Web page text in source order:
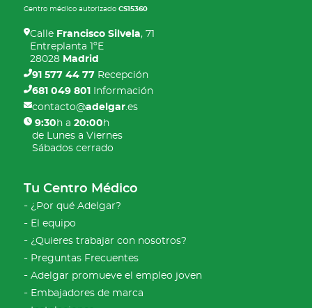
Centro médico autorizadoCS15360
Calle Francisco Silvela, 71
Entreplanta 1ºE
28028 Madrid
91 577 44 77 Recepción
681 049 801
Información
contacto@adelgar.es
9:30 h a20:00 h
de Lunes a Viernes
Sábados cerrado
Tu Centro Médico
¿Por qué Adelgar?
El equipo
¿Quieres trabajar con nosotros?
Preguntas Frecuentes
Adelgar promueve el empleo joven
Embajadores de marca